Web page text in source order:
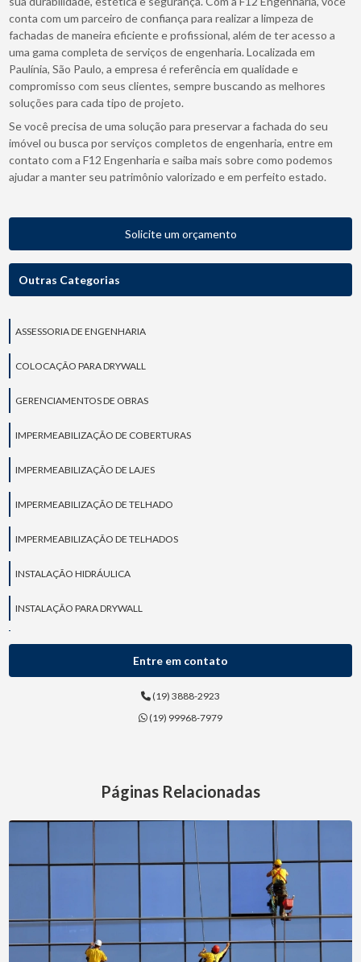
conta com um parceiro de confiança para realizar a limpeza de
fachadas de maneira eficiente e profissional, além de ter acesso a
uma gama completa de serviços de engenharia. Localizada em
Paulínia, São Paulo, a empresa é referência em qualidade e
compromisso com seus clientes, sempre buscando as melhores
soluções para cada tipo de projeto.
Se você precisa de uma solução para preservar a fachada do seu
imóvel ou busca por serviços completos de engenharia, entre em
contato com a F12 Engenharia e saiba mais sobre como podemos
ajudar a manter seu patrimônio valorizado e em perfeito estado.
Solicite um orçamento
Outras Categorias
ASSESSORIA DE ENGENHARIA
COLOCAÇÃO PARA DRYWALL
GERENCIAMENTOS DE OBRAS
IMPERMEABILIZAÇÃO DE COBERTURAS
IMPERMEABILIZAÇÃO DE LAJES
IMPERMEABILIZAÇÃO DE TELHADO
IMPERMEABILIZAÇÃO DE TELHADOS
INSTALAÇÃO HIDRÁULICA
INSTALAÇÃO PARA DRYWALL
LAUDOS ART
LAVAGEM DE FACHADAS
MONTAGEM DE DRYWALL
PINTURA DE FACHADAS
Entre em contato
(19) 3888-2923
(19) 99968-7979
Páginas Relacionadas